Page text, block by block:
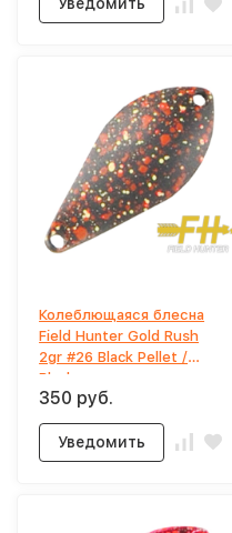
Уведомить
Колеблющаяся блесна
Field Hunter Gold Rush
2gr #26 Black Pellet /
Black
350 руб.
Уведомить